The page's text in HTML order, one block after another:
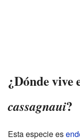
¿Dónde vive
cassagnaui?
Esta especie es